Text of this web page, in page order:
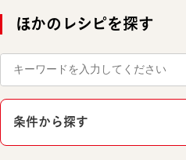
ほかのレシピを探す
条件から探す